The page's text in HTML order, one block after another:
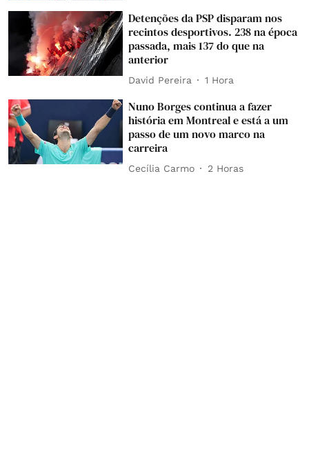
Detenções da PSP disparam nos
recintos desportivos. 238 na época
passada, mais 137 do que na
anterior
David Pereira 1 Hora
Nuno Borges continua a fazer
história em Montreal e está a um
passo de um novo marco na
carreira
Cecília Carmo 2 Horas